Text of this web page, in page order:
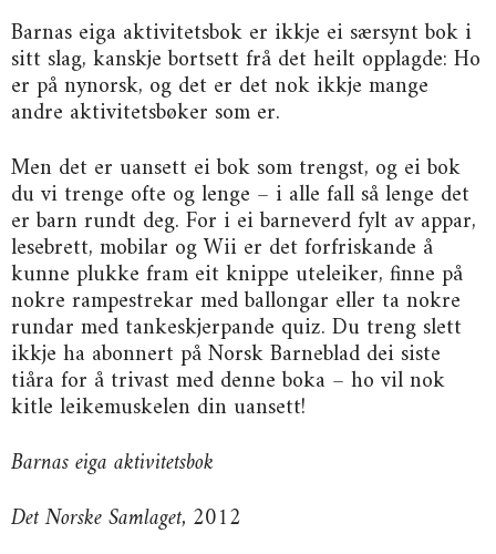
Barnas eiga aktivitetsbok er ikkje ei særsynt bok i
sitt slag, kanskje bortsett frå det heilt opplagde: Ho
er på nynorsk, og det er det nok ikkje mange
andre aktivitetsbøker som er.
Men det er uansett ei bok som trengst, og ei bok
du vi trenge ofte og lenge – i alle fall så lenge det
er barn rundt deg. For i ei barneverd fylt av appar,
lesebrett, mobilar og Wii er det forfriskande å
kunne plukke fram eit knippe uteleiker, finne på
nokre rampestrekar med ballongar eller ta nokre
rundar med tankeskjerpande quiz. Du treng slett
ikkje ha abonnert på Norsk Barneblad dei siste
tiåra for å trivast med denne boka – ho vil nok
kitle leikemuskelen din uansett!
Barnas eiga aktivitetsbok
Det Norske Samlaget, 2012